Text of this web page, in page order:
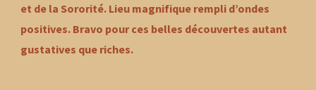
et de la Sororité. Lieu magnifique rempli d’ondes
positives. Bravo pour ces belles découvertes autant
gustatives que riches.